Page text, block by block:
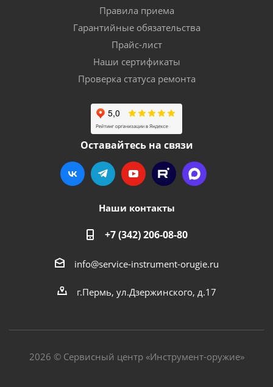
Правила приема
Гарантийные обязательства
Прайс-лист
Наши сертификаты
Проверка статуса ремонта
Оставайтесь на связи
Наши контакты
+7 (342) 206-08-80
info@service-instrument-orugie.ru
г.Пермь, ул.Дзержинского, д.17
2026 © Сервисный центр «Инструмент-оружие»